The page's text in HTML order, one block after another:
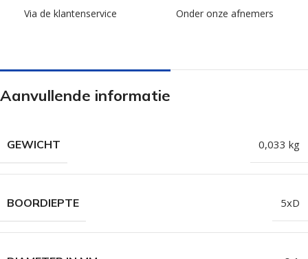
Via de klantenservice Onder onze afnemers
Aanvullende informatie
GEWICHT 0,033 kg
BOORDIEPTE 5xD